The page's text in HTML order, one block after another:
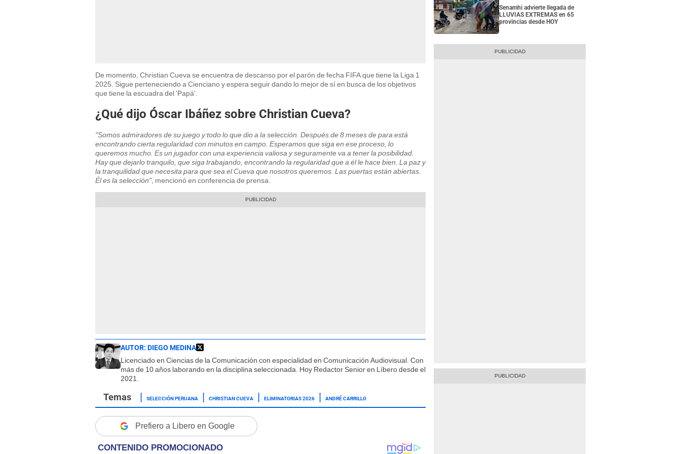
De momento, Christian Cueva se encuentra de descanso por el parón de fecha FIFA que tiene la Liga 1
2025. Sigue perteneciendo a Cienciano y espera seguir dando lo mejor de sí en busca de los objetivos
que tiene la escuadra del 'Papá'.
¿Qué dijo Óscar Ibáñez sobre Christian Cueva?
"Somos admiradores de su juego y todo lo que dio a la selección. Después de 8 meses de para está
encontrando cierta regularidad con minutos en campo. Esperamos que siga en ese proceso, lo
queremos mucho. Es un jugador con una experiencia valiosa y seguramente va a tener la posibilidad.
Hay que dejarlo tranquilo, que siga trabajando, encontrando la regularidad que a él le hace bien. La paz y
la tranquilidad que necesita para que sea el Cueva que nosotros queremos. Las puertas están abiertas.
Él es la selección", mencionó en conferencia de prensa.
AUTOR: DIEGO MEDINA
Licenciado en Ciencias de la Comunicación con especialidad en Comunicación Audiovisual. Con
más de 10 años laborando en la disciplina seleccionada. Hoy Redactor Senior en Líbero desde el
2021.
SELECCIÓN PERUANA CHRISTIAN CUEVA ELIMINATORIAS 2026 ANDRÉ CARRILLO
Prefiero a Libero en Google
Senamhi advierte llegada de
LLUVIAS EXTREMAS en 65
provincias desde HOY